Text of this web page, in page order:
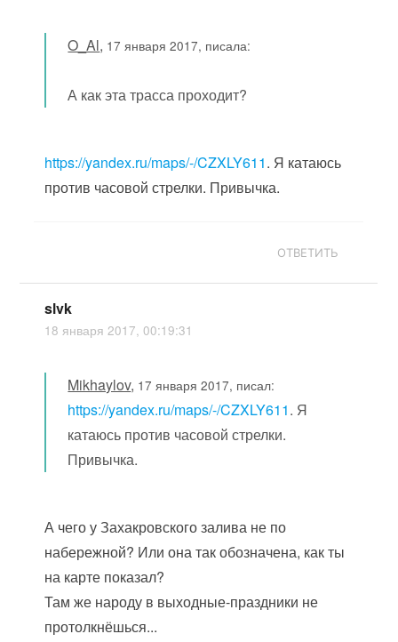
O_Al, 17 января 2017, писала:
А как эта трасса проходит?
https://yandex.ru/maps/-/CZXLY611. Я катаюсь
против часовой стрелки. Привычка.
ОТВЕТИТЬ
slvk
18 января 2017, 00:19:31
Mikhaylov, 17 января 2017, писал:
https://yandex.ru/maps/-/CZXLY611. Я
катаюсь против часовой стрелки.
Привычка.
А чего у Захакровского залива не по
набережной? Или она так обозначена, как ты
на карте показал?
Там же народу в выходные-праздники не
протолкнёшься...